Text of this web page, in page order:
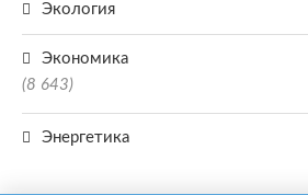
Экология
Экономика
(8 643)
Энергетика